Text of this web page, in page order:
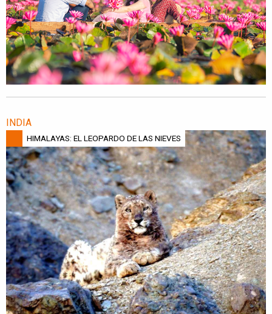
INDIA
HIMALAYAS: EL LEOPARDO DE LAS NIEVES